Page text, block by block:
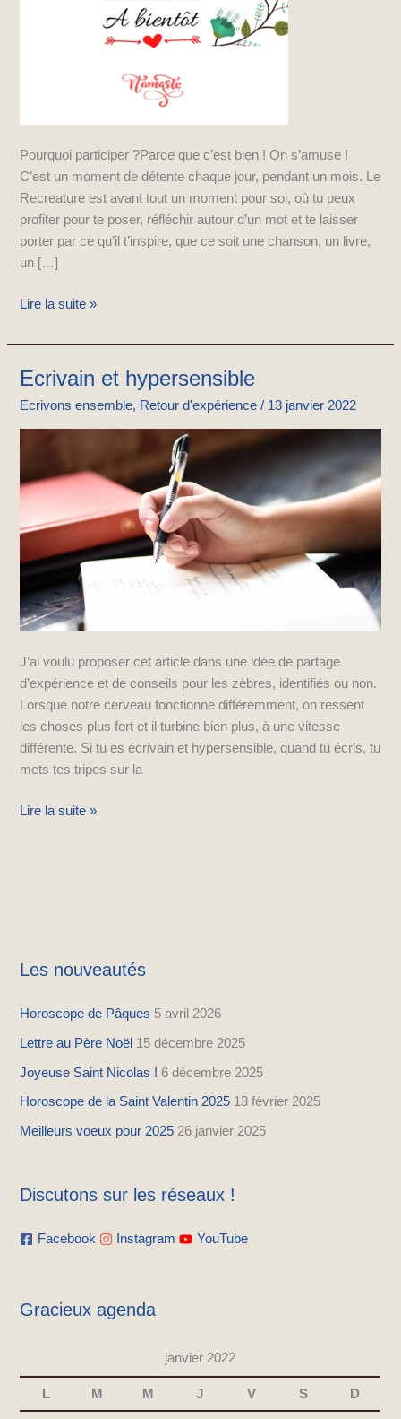
Pourquoi participer ?Parce que c’est bien ! On s’amuse !
C’est un moment de détente chaque jour, pendant un mois. Le
Recreature est avant tout un moment pour soi, où tu peux
profiter pour te poser, réfléchir autour d’un mot et te laisser
porter par ce qu’il t’inspire, que ce soit une chanson, un livre,
un […]
Lire la suite »
Ecrivain et hypersensible
Ecrivons ensemble, Retour d'expérience / 13 janvier 2022
J’ai voulu proposer cet article dans une idée de partage
d’expérience et de conseils pour les zèbres, identifiés ou non.
Lorsque notre cerveau fonctionne différemment, on ressent
les choses plus fort et il turbine bien plus, à une vitesse
différente. Si tu es écrivain et hypersensible, quand tu écris, tu
mets tes tripes sur la
Ecrivain
et
Lire la suite »
Les nouveautés
Horoscope de Pâques 5 avril 2026
Lettre au Père Noël 15 décembre 2025
Joyeuse Saint Nicolas ! 6 décembre 2025
Horoscope de la Saint Valentin 2025 13 février 2025
Meilleurs voeux pour 2025 26 janvier 2025
Discutons sur les réseaux !
Facebook Instagram YouTube
Gracieux agenda
janvier 2022
L M M J V S D